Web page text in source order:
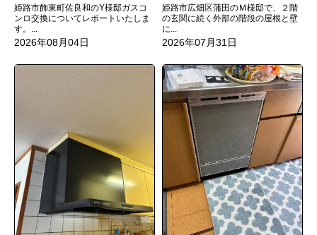
姫路市飾東町佐良和のY様邸ガスコ
ンロ交換についてレポートいたしま
す。...
2026年08月04日
姫路市広畑区蒲田のＭ様邸で、２階
の玄関に続く外部の階段の屋根と壁
に...
2026年07月31日